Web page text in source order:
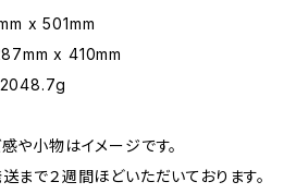
x 501mm
x 410mm
2048.7g
や小物はイメージです。
まで２週間ほどいただいております。